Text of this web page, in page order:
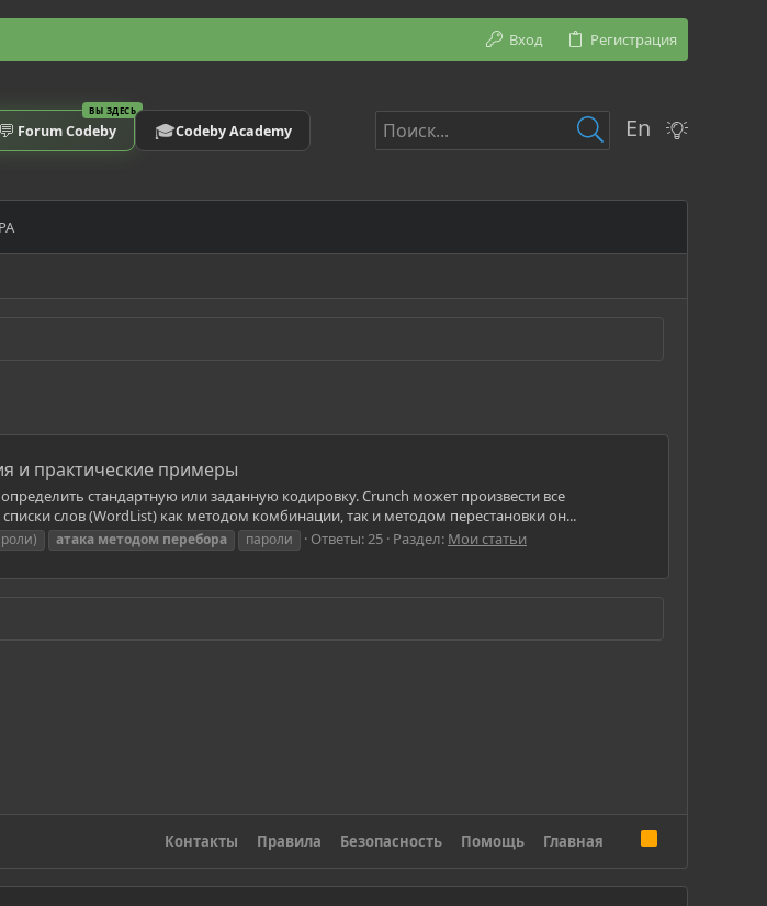
Вход Регистрация
ВЫ ЗДЕСЬ
💬 Forum Codeby 🎓Codeby Academy En
и практические примеры
стандартную или заданную кодировку. Crunch может произвести все
слов (WordList) как методом комбинации, так и методом перестановки он...
атака методом перебора пароли Ответы: 25 Раздел: Мои статьи
Контакты Правила Безопасность Помощь Главная
S